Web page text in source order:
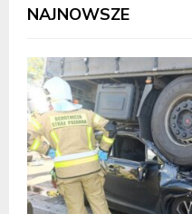
NAJNOWSZE